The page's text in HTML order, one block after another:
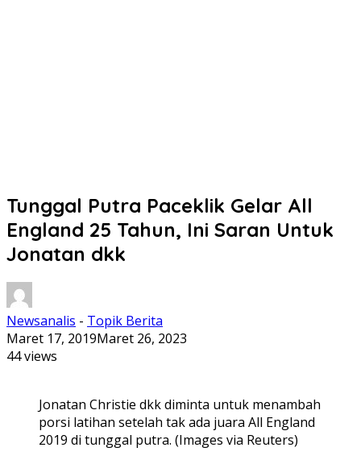
Tunggal Putra Paceklik Gelar All
England 25 Tahun, Ini Saran Untuk
Jonatan dkk
Newsanalis - Topik Berita
Maret 17, 2019Maret 26, 2023
44 views
Jonatan Christie dkk diminta untuk menambah
porsi latihan setelah tak ada juara All England
2019 di tunggal putra. (Images via Reuters)